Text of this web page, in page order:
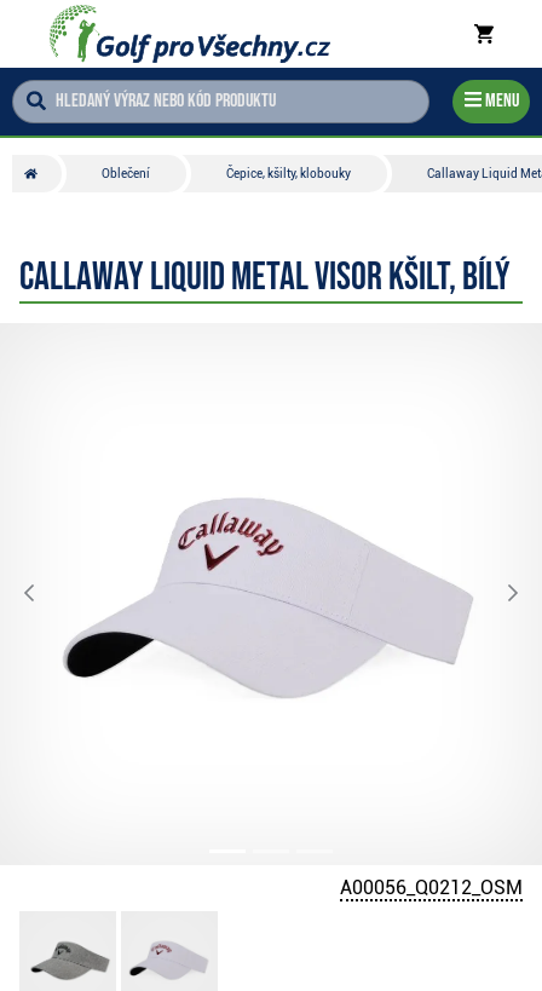
Menu
Oblečení Čepice, kšilty, klobouky Callaway Liquid
Callaway Liquid Metal Visor kšilt, bílý
A00056_Q0212_OSM